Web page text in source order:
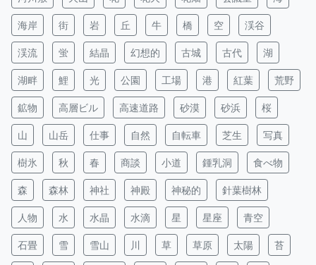
海岸 街 岩 丘 牛 橋 空 渓谷
渓流 蛍 結晶 幻想的 古城 古代 湖
湖畔 鯉 光 公園 工場 港 紅葉 荒野
鉱物 高層ビル 高速道路 砂漠 砂浜 桜
山 山岳 仕事 自然 自転車 芝生 写真
樹氷 秋 春 商談 小道 鍾乳洞 食べ物
森 森林 神社 神殿 神秘的 針葉樹林
人物 水 水晶 水滴 星 星座 青空
石畳 雪 雪山 川 草 草原 太陽 苔